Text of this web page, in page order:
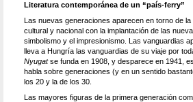
Literatura contemporánea de un “país-ferry”
Las nuevas generaciones aparecen en torno de
cultural y nacional con la implantación de las
simbolismo y el impresionismo. Las vanguardias
lleva a Hungría las vanguardias de su viaje por
Nyugatse funda en 1908, y desparece en 1941,
habla sobre generaciones (y en un sentido
los 20 y la de los 30.
Las mayores figuras de la primera generación